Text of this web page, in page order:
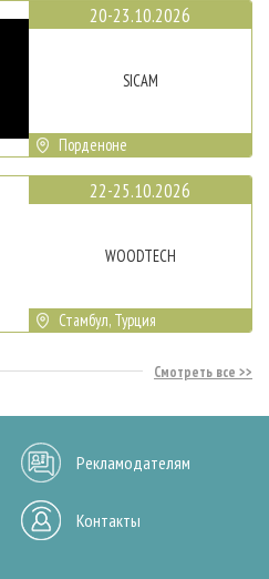
20-23.10.2026
SICAM
Порденоне
22-25.10.2026
WOODTECH
Стамбул, Турция
Смотреть все
Рекламодателям
Контакты